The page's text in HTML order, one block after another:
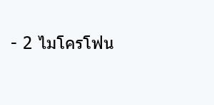
- 2 ไมโครโฟน